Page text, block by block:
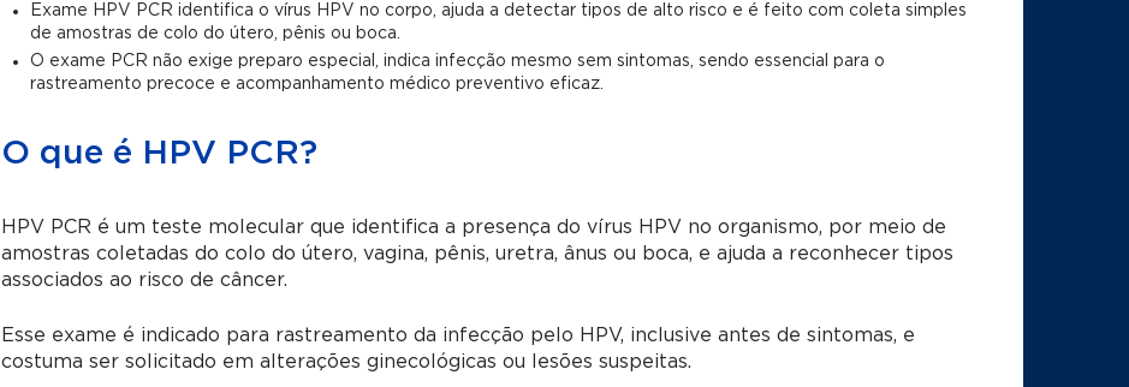
Exame HPV PCR identifica o vírus HPV no corpo, ajuda a detectar tipos de alto risco e é feito com coleta simples
de amostras de colo do útero, pênis ou boca.
O exame PCR não exige preparo especial, indica infecção mesmo sem sintomas, sendo essencial para o
rastreamento precoce e acompanhamento médico preventivo eficaz.
O que é HPV PCR?
HPV PCR é um teste molecular que identifica a presença do vírus HPV no organismo, por meio de
amostras coletadas do colo do útero, vagina, pênis, uretra, ânus ou boca, e ajuda a reconhecer tipos
associados ao risco de câncer.
Esse exame é indicado para rastreamento da infecção pelo HPV, inclusive antes de sintomas, e
costuma ser solicitado em alterações ginecológicas ou lesões suspeitas.